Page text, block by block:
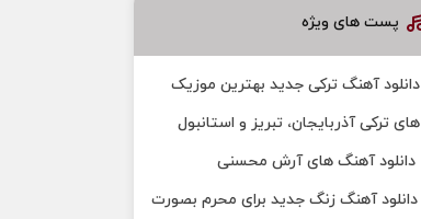
پست های ویژه
دانلود آهنگ ترکی جدید بهترین موزیک‌
های ترکی آذربایجان، تبریز و استانبول
دانلود آهنگ های آرش محسنی
دانلود آهنگ زنگ جدید برای محرم بصورت